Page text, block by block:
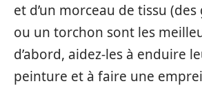
et d’un morceau de tissu
ou un torchon sont les
d’abord, aidez-les à enduire
peinture et à faire une